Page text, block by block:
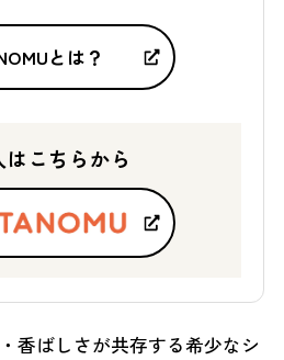
とは？
はこちらから
香ばしさが共存する希少なシ